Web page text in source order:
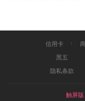
信用卡
黑五
隐私条款
触屏版